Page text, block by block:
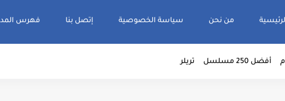
من نحن سياسة الخصوصية إتصل بنا فهرس
أفضل 250 مسلسل تريلر